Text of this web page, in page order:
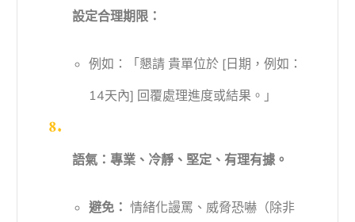
設定合理期限：
例如：「懇請 貴單位於 [日期，例如：
14天內] 回覆處理進度或結果。」
語氣：專業、冷靜、堅定、有理有據。
避免： 情緒化謾罵、威脅恐嚇（除非